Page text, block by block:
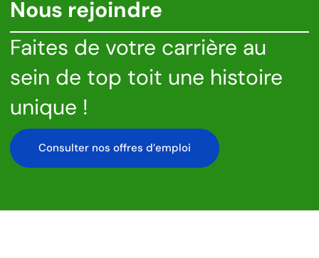
Nous rejoindre
Faites de votre carrière au
sein de top toit une histoire
unique !
Consulter nos offres d’emploi